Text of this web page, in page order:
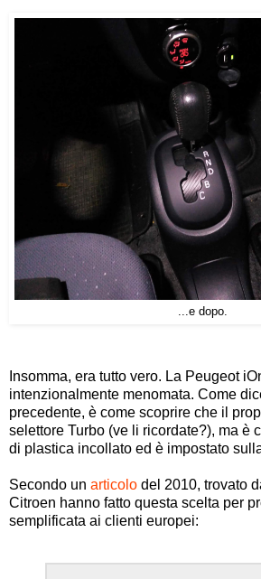
...e dopo.
Insomma, era tutto vero. La Peugeot
intenzionalmente menomata. Come
precedente, è come scoprire che il
selettore Turbo (ve li ricordate?), ma è
di plastica incollato ed è impostato
Secondo un articolo del 2010, trovato
Citroen hanno fatto questa scelta per
semplificata ai clienti europei: